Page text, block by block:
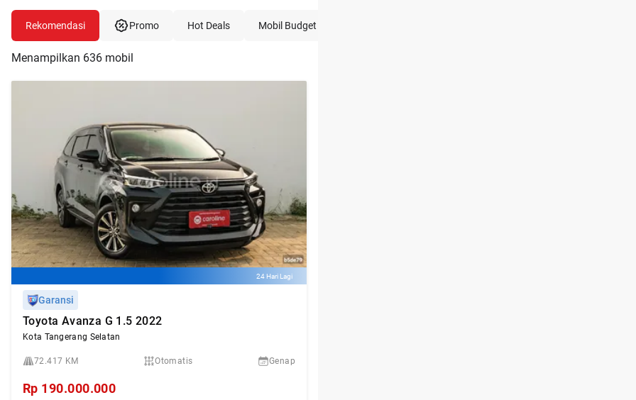
Rekomendasi Promo Hot Deals Mobil Budget
Menampilkan 636 mobil
24 Hari Lagi
Garansi
Toyota Avanza G 1.5 2022
Kota Tangerang Selatan
72.417 KM Otomatis Genap
Rp 190.000.000